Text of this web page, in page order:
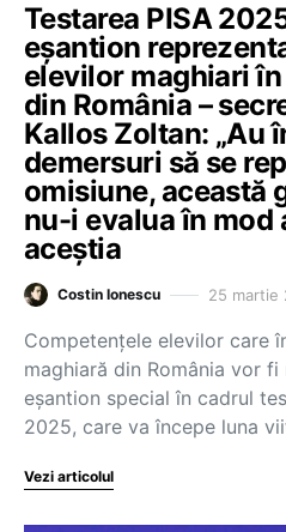
Testarea PISA
eșantion
elevilor maghiari
din România –
Kallos Zoltan: „Au
demersuri să se
omisiune, această
nu-i evalua în mod
aceștia
Costin Ionescu 25 martie
Competențele elevilor care
maghiară din România vor
eșantion special în cadrul
2025, care va începe luna
Vezi articolul